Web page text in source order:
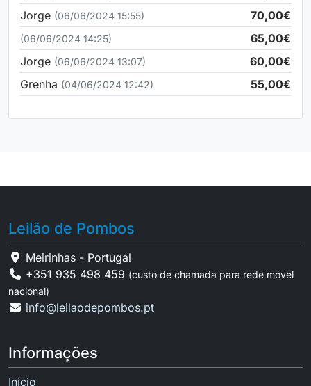
Jorge (06/06/2024 15:55) 70,00€
(06/06/2024 14:25)
65,00€
Jorge (06/06/2024 13:07)
60,00€
Grenha (04/06/2024 12:42) 55,00€
Leilão de Pombos
Meirinhas - Portugal
+351 935 498 459 (custo de chamada para rede móvel
nacional)
info@leilaodepombos.pt
Informações
Início